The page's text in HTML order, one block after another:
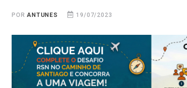
PORANTUNES 19/07/2023